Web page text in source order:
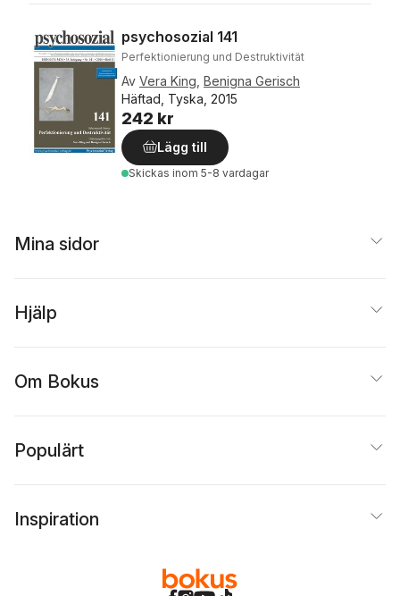
psychosozial 141
Perfektionierung und Destruktivität
Av Vera King Benigna Gerisch
Häftad, Tyska, 2015
242 kr
Lägg till
Skickas inom 5-8 vardagar
Mina sidor
Hjälp
Om Bokus
Populärt
Inspiration